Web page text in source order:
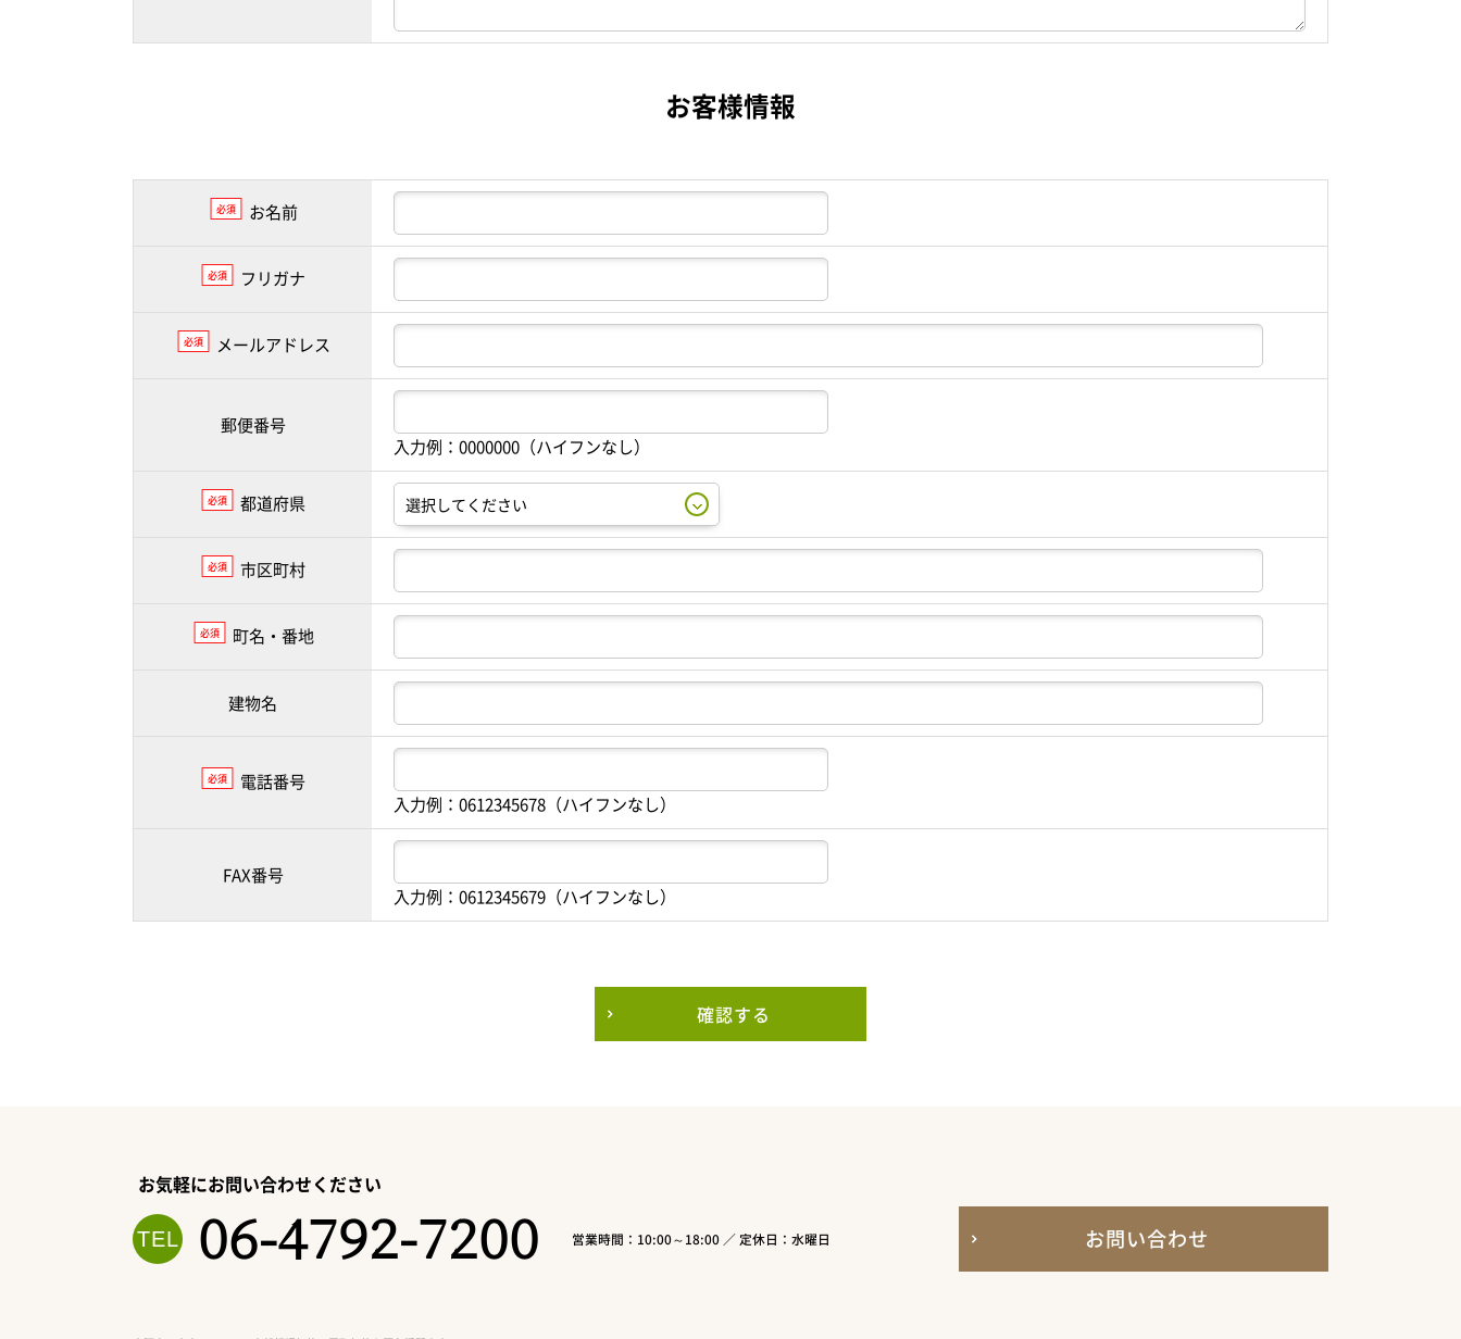
お客様情報
必須 お名前
必須 フリガナ
必須 メールアドレス
郵便番号
入力例：0000000（ハイフンなし）
必須 都道府県
必須 市区町村
必須 町名・番地
建物名
必須
電話番号
入力例：0612345678（ハイフンなし）
FAX番号
入力例：0612345679（ハイフンなし）
確認する
お気軽にお問い合わせください
06-4792-7200 営業時間：10:00～18:00 ／ 定休日：水曜日 お問い合わせ